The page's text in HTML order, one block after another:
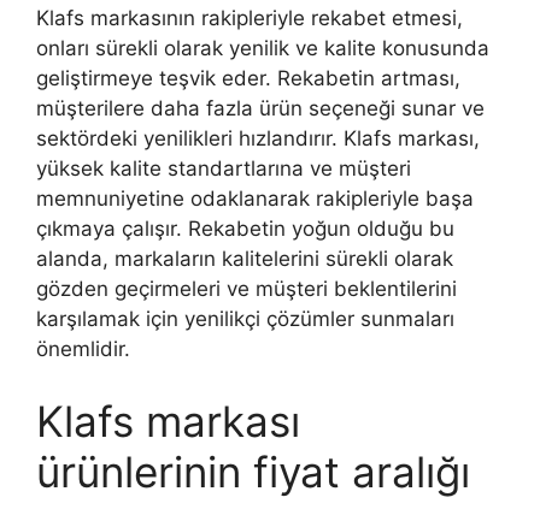
Klafs markasının rakipleriyle rekabet etmesi,
onları sürekli olarak yenilik ve kalite konusunda
geliştirmeye teşvik eder. Rekabetin artması,
müşterilere daha fazla ürün seçeneği sunar ve
sektördeki yenilikleri hızlandırır. Klafs markası,
yüksek kalite standartlarına ve müşteri
memnuniyetine odaklanarak rakipleriyle başa
çıkmaya çalışır. Rekabetin yoğun olduğu bu
alanda, markaların kalitelerini sürekli olarak
gözden geçirmeleri ve müşteri beklentilerini
karşılamak için yenilikçi çözümler sunmaları
önemlidir.
Klafs markası
ürünlerinin fiyat aralığı